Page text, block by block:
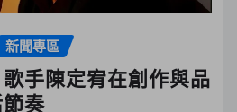
新聞專區
手陳定宥在創作與品
奏